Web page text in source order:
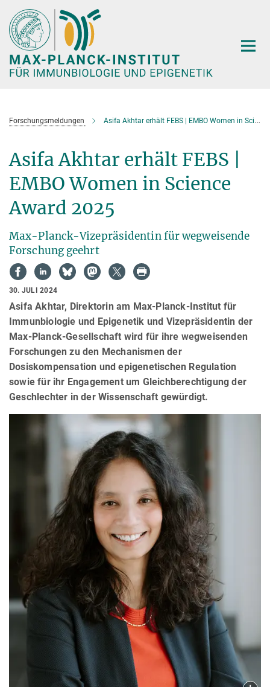
Hauptinhalt
Forschungsmeldungen Asifa Akhtar erhält FEBS | EMBO Women in Science Award 2025
Asifa Akhtar erhält FEBS |
EMBO Women in Science
Award 2025
Max-Planck-Vizepräsidentin für wegweisende
Forschung geehrt
30. JULI 2024
Asifa Akhtar, Direktorin am Max-Planck-Institut für
Immunbiologie und Epigenetik und Vizepräsidentin der
Max-Planck-Gesellschaft wird für ihre wegweisenden
Forschungen zu den Mechanismen der
Dosiskompensation und epigenetischen Regulation
sowie für ihr Engagement um Gleichberechtigung der
Geschlechter in der Wissenschaft gewürdigt.